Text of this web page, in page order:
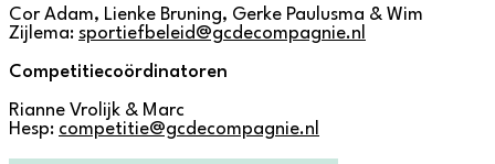
Cor Adam, Lienke Bruning, Gerke Paulusma & Wim
Zijlema: sportiefbeleid@gcdecompagnie.nl
Competitiecoördinatoren
Rianne Vrolijk & Marc
Hesp: competitie@gcdecompagnie.nl